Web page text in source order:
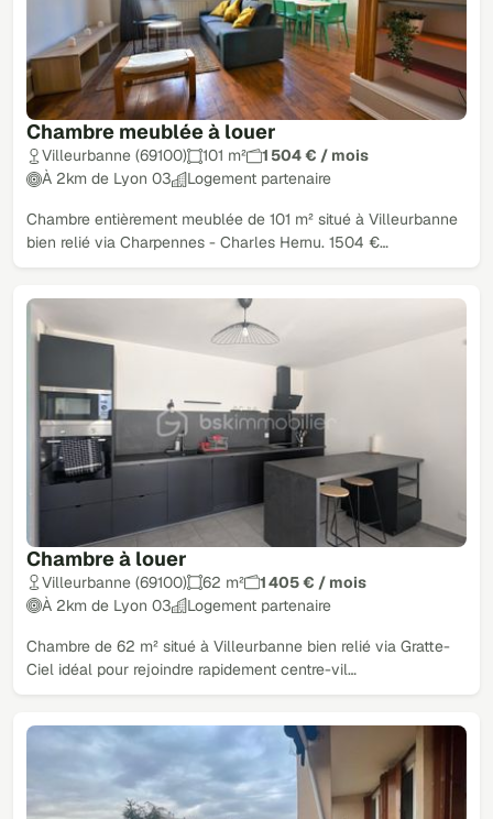
Chambre meublée à louer
Villeurbanne (69100) 101 m²
1 504 € / mois
À 2km de Lyon 03
Logement partenaire
Chambre entièrement meublée de 101 m² situé à Villeurbanne
bien relié via Charpennes - Charles Hernu. 1504 €…
Chambre à louer
Villeurbanne (69100) 62 m²
1 405 € / mois
À 2km de Lyon 03
Logement partenaire
Chambre de 62 m² situé à Villeurbanne bien relié via Gratte-
Ciel idéal pour rejoindre rapidement centre-vil…